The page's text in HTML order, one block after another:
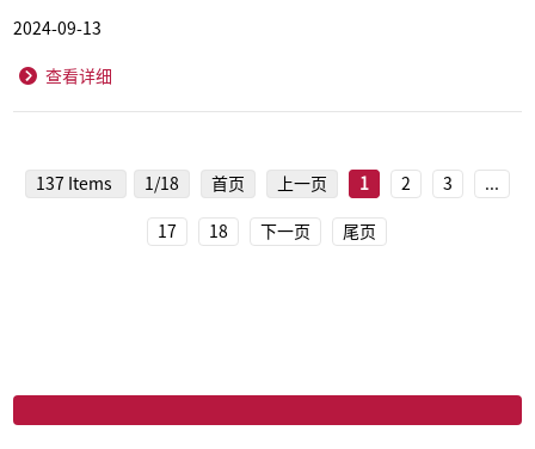
2024-09-13
查看详细
137 Items 1/18 首页 上一页 1 2 3 ...
17 18 下一页 尾页